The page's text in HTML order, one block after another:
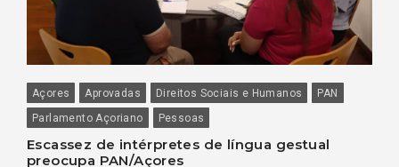
Açores Aprovadas Direitos Sociais e Humanos
PAN
Parlamento Açoriano
Pessoas
Escassez de intérpretes de língua gestual
preocupa PAN/Açores